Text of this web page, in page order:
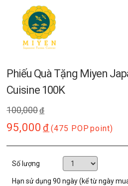
Phiếu Quà Tặng Miyen
Cuisine 100K
100,000đ
95,000 đ (475 POP point)
Số lượng
Hạn sử dụng90 ngày (kể từ ngày